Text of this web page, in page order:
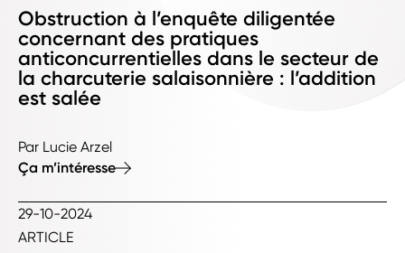
Obstruction à l’enquête diligentée
concernant des pratiques
anticoncurrentielles dans le secteur de
la charcuterie salaisonnière : l’addition
est salée
Par Lucie Arzel
Ça m’intéresse
29-10-2024
ARTICLE